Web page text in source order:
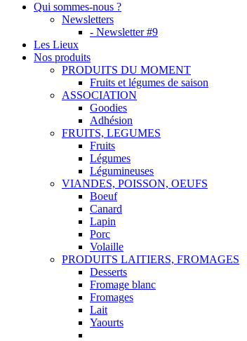
Qui sommes-nous ?
Newsletters
- Newsletter #9
Les Lieux
Nos produits
PRODUITS DU MOMENT
Fruits et légumes de saison
ASSOCIATION
Goodies
Adhésion
FRUITS, LEGUMES
Fruits
Légumes
Légumineuses
VIANDES, POISSON, OEUFS
Boeuf
Canard
Lapin
Porc
Volaille
PRODUITS LAITIERS, FROMAGES
Desserts
Fromage blanc
Fromages
Lait
Yaourts